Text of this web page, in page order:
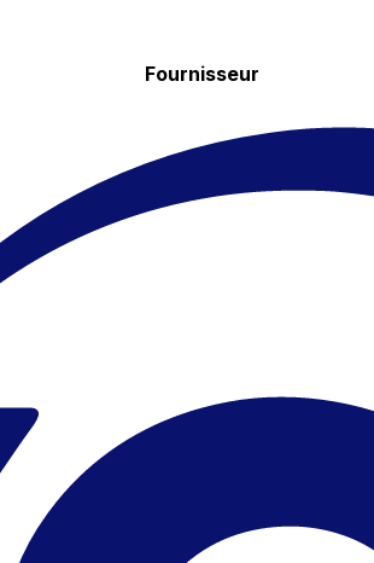
Fournisseur